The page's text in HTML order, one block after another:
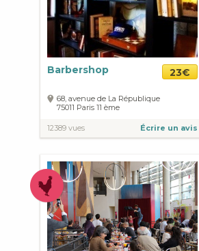
Barbershop 23€
68, avenue de La République
75011 Paris 11 ème
12389 vues Écrire un avis